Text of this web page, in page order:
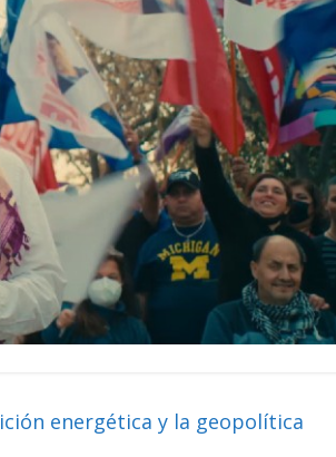
energética y la geopolítica